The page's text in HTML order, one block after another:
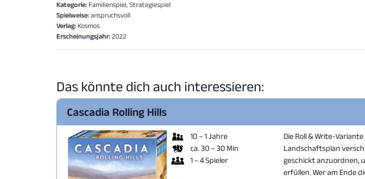
Kategorie: Familienspiel, Strategiespiel
Spielweise:anspruchsvoll
Verlag: Kosmos
Erscheinungsjahr:2022
Das könnte dich auch interessieren:
Cascadia Rolling Hills
10 – 1 Jahre
ca. 30 – 30 Min
1 – 4 Spieler
Die Roll & Write-
Landschaftsplan
geschickt anzuordnen,
erfüllen. Wer am Ende